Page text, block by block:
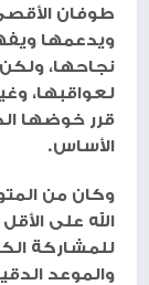
ويدعمها
نجاحها،
لعواقبها،
قرر خوضها
الأساس.
وكان من
الله على
للمشاركة
والموعد